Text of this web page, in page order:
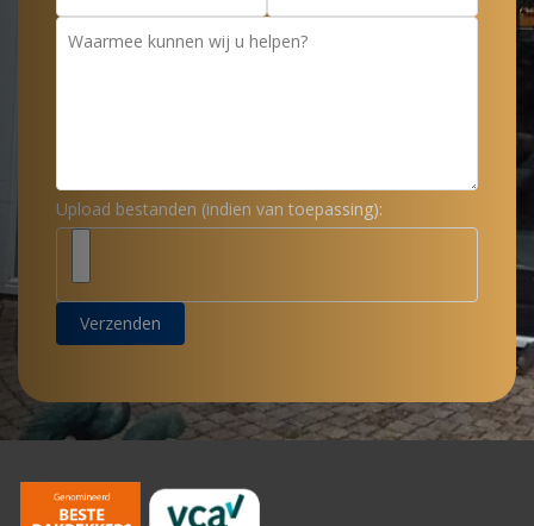
Waarmee kunnen wij u helpen?
Upload bestanden (indien van toepassing):
Verzenden